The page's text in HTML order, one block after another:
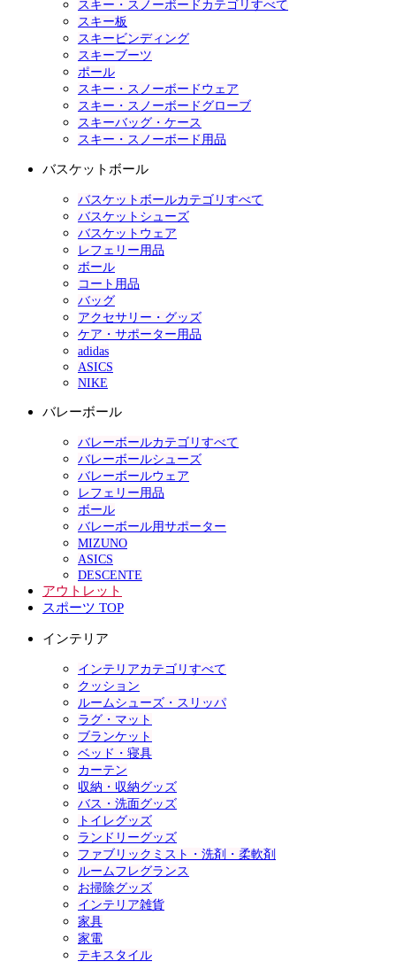
スキー・スノーボードカテゴリすべて
スキー板
スキービンディング
スキーブーツ
ポール
スキー・スノーボードウェア
スキー・スノーボードグローブ
スキーバッグ・ケース
スキー・スノーボード用品
バスケットボール
バスケットボールカテゴリすべて
バスケットシューズ
バスケットウェア
レフェリー用品
ボール
コート用品
バッグ
アクセサリー・グッズ
ケア・サポーター用品
adidas
ASICS
NIKE
バレーボール
バレーボールカテゴリすべて
バレーボールシューズ
バレーボールウェア
レフェリー用品
ボール
バレーボール用サポーター
MIZUNO
ASICS
DESCENTE
アウトレット
スポーツ TOP
インテリア
インテリアカテゴリすべて
クッション
ルームシューズ・スリッパ
ラグ・マット
ブランケット
ベッド・寝具
カーテン
収納・収納グッズ
バス・洗面グッズ
トイレグッズ
ランドリーグッズ
ファブリックミスト・洗剤・柔軟剤
ルームフレグランス
お掃除グッズ
インテリア雑貨
家具
家電
テキスタイル